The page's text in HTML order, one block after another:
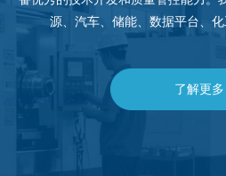
源、汽车、储能、数据平台、化
了解更多